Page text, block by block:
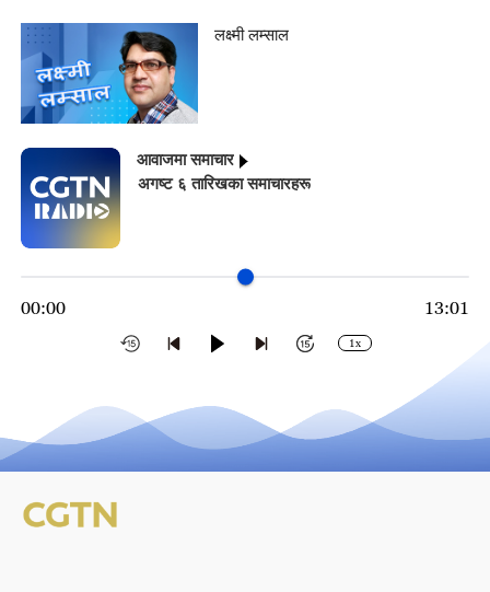
लक्ष्मी लम्साल
आवाजमा समाचार
अगष्ट ६ तारिखका समाचारहरू
00:00 13:01
1x